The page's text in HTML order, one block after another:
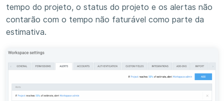
tempo do projeto, o status do projeto e os alertas não
contarão com o tempo não faturável como parte da
estimativa.